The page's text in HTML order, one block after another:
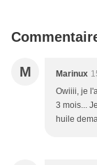
M Marinux
Owiiii, je
3 mois...
huile